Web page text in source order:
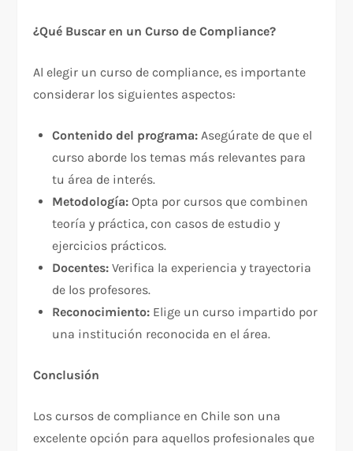
¿Qué Buscar en un Curso de Compliance?
Al elegir un curso de compliance, es importante
considerar los siguientes aspectos:
Contenido del programa: Asegúrate de que el
curso aborde los temas más relevantes para
tu área de interés.
Metodología: Opta por cursos que combinen
teoría y práctica, con casos de estudio y
ejercicios prácticos.
Docentes: Verifica la experiencia y trayectoria
de los profesores.
Reconocimiento: Elige un curso impartido por
una institución reconocida en el área.
Conclusión
Los cursos de compliance en Chile son una
excelente opción para aquellos profesionales que